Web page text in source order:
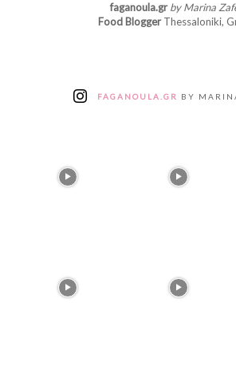
faganoula.gr by Marina
Food BloggerThessaloniki,
FAGANOULA.GR BY